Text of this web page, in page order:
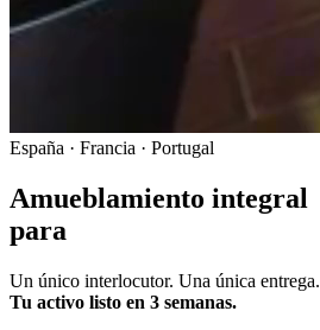
España · Francia · Portugal
Amueblamiento integral
para
Un único interlocutor. Una única entrega.
Tu activo listo en 3 semanas.